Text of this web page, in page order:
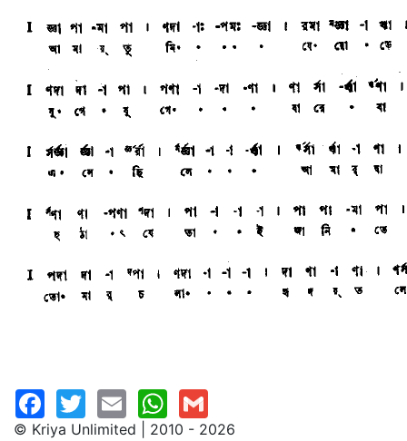
© Kriya Unlimited | 2010 - 2026